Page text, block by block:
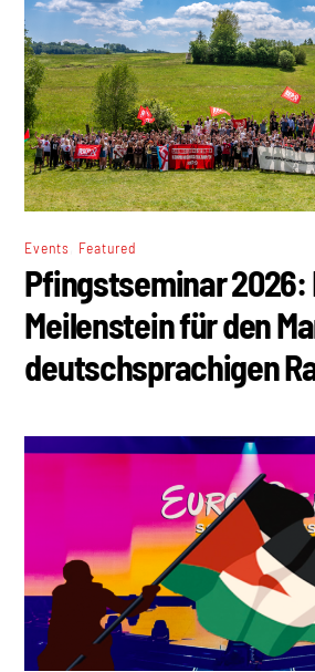
Events Featured
Pfingstseminar 2026:
Meilenstein für den
deutschsprachigen